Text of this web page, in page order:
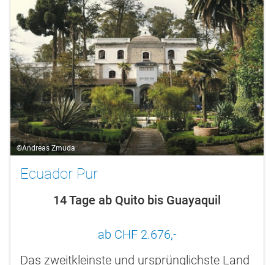
©Andreas Zmuda
Ecuador Pur
14 Tage ab Quito bis Guayaquil
ab CHF 2.676,-
Das zweitkleinste und ursprünglichste Land